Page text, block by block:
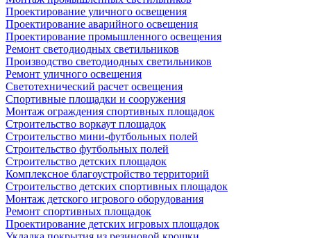
Проектирование уличного освещения
Проектирование аварийного освещения
Проектирование промышленного освещения
Ремонт светодиодных светильников
Производство светодиодных светильников
Ремонт уличного освещения
Светотехнический расчет освещения
Спортивные площадки и сооружения
Монтаж ограждения спортивных площадок
Строительство воркаут площадок
Строительство мини-футбольных полей
Строительство футбольных полей
Строительство детских площадок
Комплексное благоустройство территорий
Строительство детских спортивных площадок
Монтаж детского игрового оборудования
Ремонт спортивных площадок
Проектирование детских игровых площадок